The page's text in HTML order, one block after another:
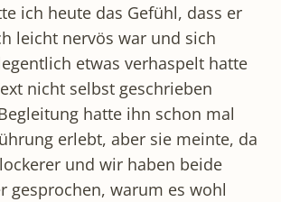
ich heute das Gefühl, dass er
leicht nervös war und sich
etwas verhaspelt hatte
nicht selbst geschrieben
hatte ihn schon mal
erlebt, aber sie meinte, da
und wir haben beide
gesprochen, warum es wohl